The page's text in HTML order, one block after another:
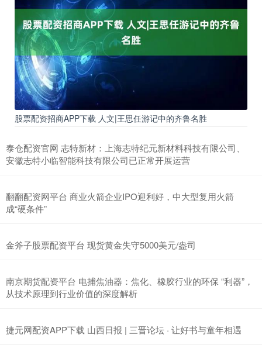
股票配资招商APP下载 人文|王思任游记中的齐鲁名胜
泰仓配资官网 志特新材：上海志特纪元新材料科技有限公司、
安徽志特小临智能科技有限公司已正常开展运营
翻翻配资网平台 商业火箭企业IPO迎利好，中大型复用火箭
成“硬条件”
金斧子股票配资平台 现货黄金失守5000美元/盎司
南京期货配资平台 电捕焦油器：焦化、橡胶行业的环保 “利器”，
从技术原理到行业价值的深度解析
捷元网配资APP下载 山西日报 | 三晋论坛 · 让好书与童年相遇